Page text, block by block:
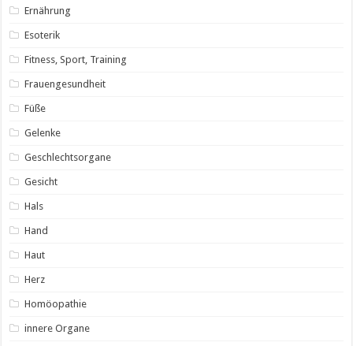
Ernährung
Esoterik
Fitness, Sport, Training
Frauengesundheit
Füße
Gelenke
Geschlechtsorgane
Gesicht
Hals
Hand
Haut
Herz
Homöopathie
innere Organe